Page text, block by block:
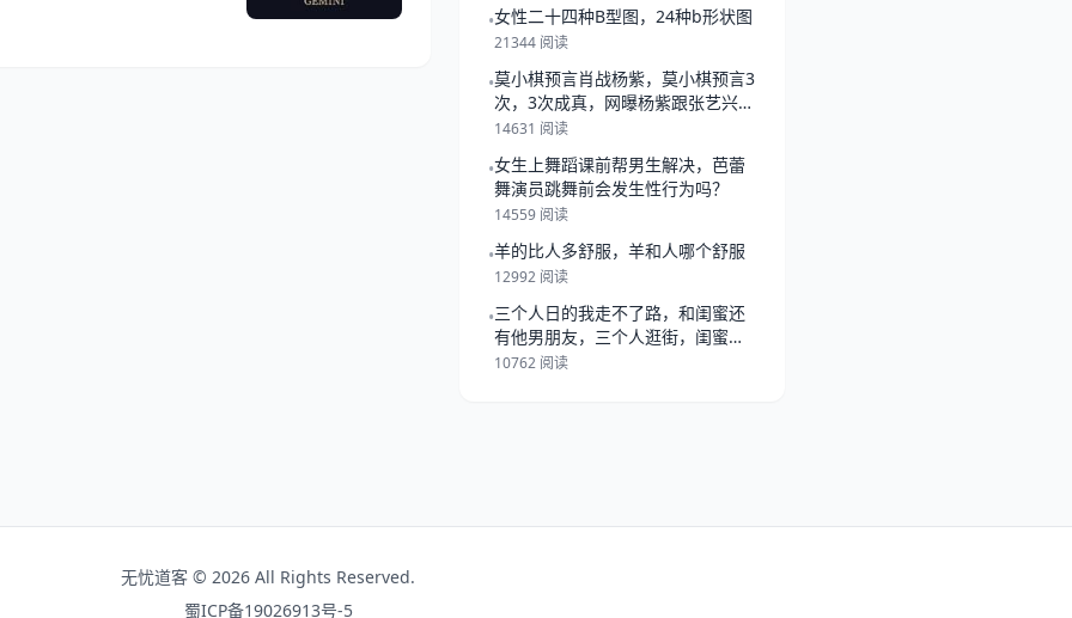
爱情运势。我们将为大家
帮助大家更好地了解十二生
•女性二十四种B型图，24种b形状图
21344 阅读
•莫小棋预言肖战杨紫，莫小棋预言3
次，3次成真，网曝杨紫跟张艺兴在
一起，
14631 阅读
•女生上舞蹈课前帮男生解决，芭蕾
舞演员跳舞前会发生性行为吗？
14559 阅读
•羊的比人多舒服，羊和人哪个舒服
12992 阅读
•三个人日的我走不了路，和闺蜜还
有他男朋友，三个人逛街，闺蜜总
是跟她男朋
10762 阅读
无忧道客 © 2026 All Rights Reserved.
蜀ICP备19026913号-5